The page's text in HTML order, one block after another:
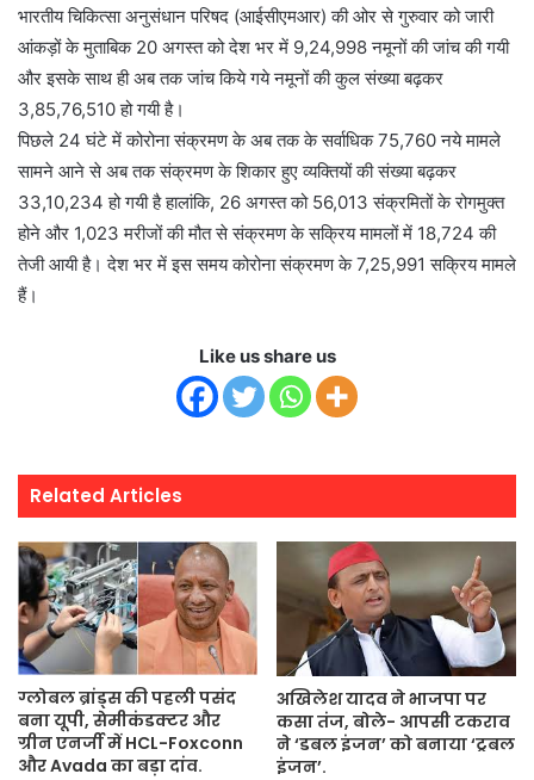
भारतीय चिकित्सा अनुसंधान परिषद (आईसीएमआर) की ओर से गुरुवार को जारी
आंकड़ों के मुताबिक 20 अगस्त को देश भर में 9,24,998 नमूनों की जांच की गयी
और इसके साथ ही अब तक जांच किये गये नमूनों की कुल संख्या बढ़कर
3,85,76,510 हो गयी है।
पिछले 24 घंटे में कोरोना संक्रमण के अब तक के सर्वाधिक 75,760 नये मामले
सामने आने से अब तक संक्रमण के शिकार हुए व्यक्तियों की संख्या बढ़कर
33,10,234 हो गयी है हालांकि, 26 अगस्त को 56,013 संक्रमितों के रोगमुक्त
होने और 1,023 मरीजों की मौत से संक्रमण के सक्रिय मामलों में 18,724 की
तेजी आयी है। देश भर में इस समय कोरोना संक्रमण के 7,25,991 सक्रिय मामले
हैं।
Like us share us
Related Articles
ग्लोबल ब्रांड्स की पहली पसंद
बना यूपी, सेमीकंडक्टर और
ग्रीन एनर्जी में HCL-Foxconn
और Avada का बड़ा दांव.
अखिलेश यादव ने भाजपा पर
कसा तंज, बोले- आपसी टकराव
ने ‘डबल इंजन’ को बनाया ‘ट्रबल
इंजन’.